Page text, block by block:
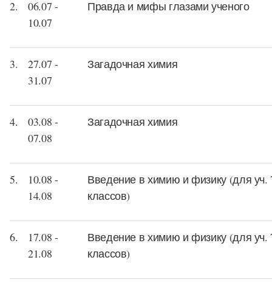
2.
06.07 -
10.07
Правда и мифы глазами ученого
3.
27.07 -
31.07
Загадочная химия
4.
03.08 -
07.08
Загадочная химия
5.
10.08 -
14.08
Введение в химию и физику (для уч.
классов)
6.
17.08 -
21.08
Введение в химию и физику (для уч.
классов)